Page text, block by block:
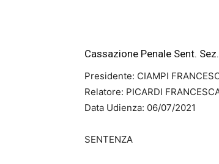
Cassazione Penale Sent.
Presidente: CIAMPI
Relatore: PICARDI
Data Udienza: 06/07/2021
SENTENZA